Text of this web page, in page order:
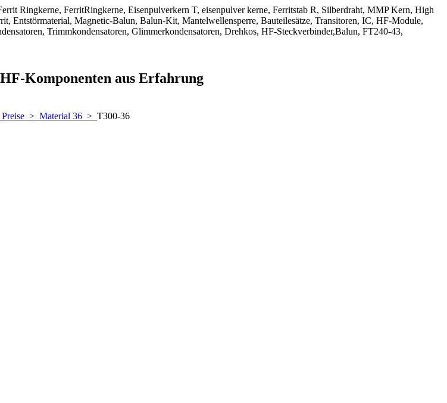
Ringkerne, FerritRingkerne, Eisenpulverkern T, eisenpulver kerne, Ferritstab R, Silberdraht, MMP Kern, High
Magnetic-Balun, Balun-Kit, Mantelwellensperre, Bauteilesätze, Transitoren, IC, HF-Module,
Trimmkondensatoren, Glimmerkondensatoren, Drehkos, HF-Steckverbinder,Balun, FT240-43,
Komponenten aus Erfahrung
> Material 36 > T300-36